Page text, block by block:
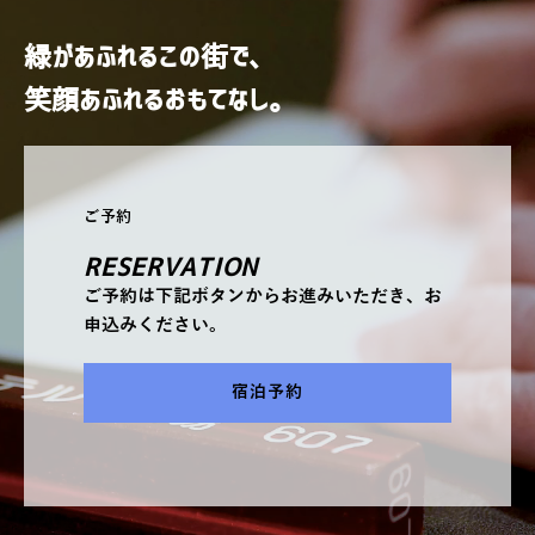
緑があふれるこの街で、
笑顔あふれるおもてなし。
ご予約
RESERVATION
ご予約は下記ボタンからお進みいただき、お
申込みください。
宿泊予約